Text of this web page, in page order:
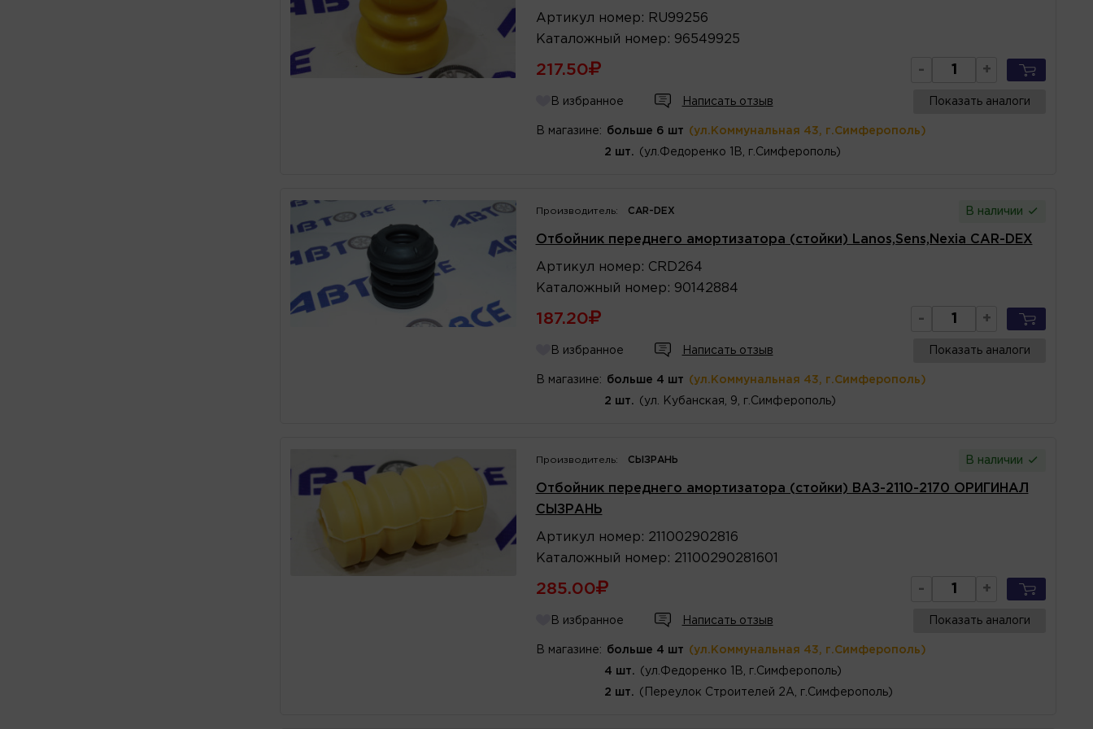
Артикул номер : RU99256
Каталожный номер : 96549925
217.50 - +
В избранное Написать отзыв Показать аналоги
В магазине: больше 6 шт (ул.Коммунальная 43, г.Симферополь)
2 шт. (ул.Федоренко 1В, г.Симферополь)
Производитель: CAR-DEX В наличии
Отбойник переднего амортизатора (стойки) Lanos,Sens,Nexia CAR-DEX
Артикул номер : CRD264
Каталожный номер : 90142884
187.20 - +
В избранное Написать отзыв Показать аналоги
В магазине: больше 4 шт (ул.Коммунальная 43, г.Симферополь)
2 шт. (ул. Кубанская, 9, г.Симферополь)
Производитель: СЫЗРАНЬ В наличии
Отбойник переднего амортизатора (стойки) ВАЗ-2110-2170 ОРИГИНАЛ
СЫЗРАНЬ
Артикул номер : 211002902816
Каталожный номер : 21100290281601
285.00 - +
В избранное Написать отзыв Показать аналоги
В магазине: больше 4 шт (ул.Коммунальная 43, г.Симферополь)
4 шт. (ул.Федоренко 1В, г.Симферополь)
2 шт. (Переулок Строителей 2А, г.Симферополь)